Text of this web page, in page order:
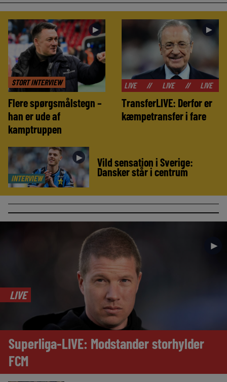
STORT INTERVIEW
►
Flere spørgsmålstegn –
han er ude af
kamptruppen
►
// LIVE LIVE LIVE // LIVE
TransferLIVE: Derfor er
kæmpetransfer i fare
INTERVIEW
► Vild sensation i Sverige:
Dansker står i centrum
►
LIVE
Superliga-LIVE: Modstander storhylder
FCM